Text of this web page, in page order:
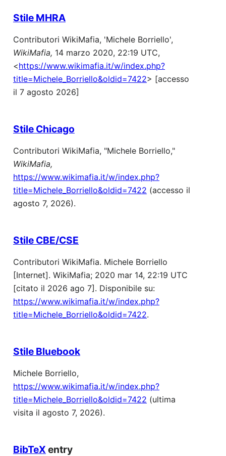
Stile MHRA
Contributori WikiMafia, 'Michele Borriello',
WikiMafia, 14 marzo 2020, 22:19 UTC,
<https://www.wikimafia.it/w/index.php?
title=Michele_Borriello&oldid=7422> [accesso
il 7 agosto 2026]
Stile Chicago
Contributori WikiMafia, "Michele Borriello,"
WikiMafia,
https://www.wikimafia.it/w/index.php?
title=Michele_Borriello&oldid=7422 (accesso il
agosto 7, 2026).
Stile CBE/CSE
Contributori WikiMafia. Michele Borriello
[Internet]. WikiMafia; 2020 mar 14, 22:19 UTC
[citato il 2026 ago 7]. Disponibile su:
https://www.wikimafia.it/w/index.php?
title=Michele_Borriello&oldid=7422.
Stile Bluebook
Michele Borriello,
https://www.wikimafia.it/w/index.php?
title=Michele_Borriello&oldid=7422 (ultima
visita il agosto 7, 2026).
BibTeX entry